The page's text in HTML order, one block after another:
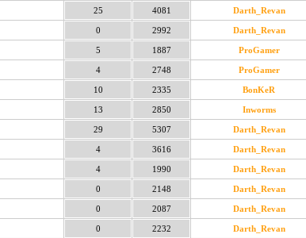
25 4081 Darth_Revan
0 2992 Darth_Revan
5 1887 ProGamer
4 2748 ProGamer
10 2335 BonKeR
13 2850 Inworms
29 5307 Darth_Revan
4 3616 Darth_Revan
4 1990 Darth_Revan
0 2148 Darth_Revan
0 2087 Darth_Revan
0 2232 Darth_Revan